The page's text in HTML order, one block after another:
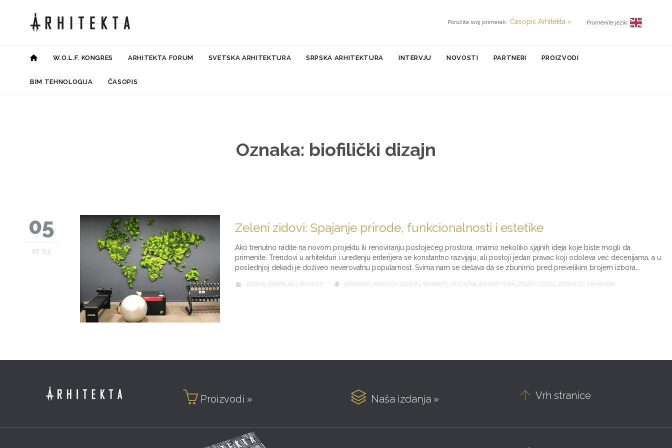
Poručite svoj primerak: Časopis Arhitekta » Promenite jezik:
to
W.O.L.F. KONGRES ARHITEKTA FORUM SVETSKA ARHITEKTURA SRPSKA ARHITEKTURA INTERVJU NOVOSTI PARTNERI PROIZVODI
BIM TEHNOLOGIJA ČASOPIS
Oznaka: biofilički dizajn
05
07 '23
Zeleni zidovi: Spajanje prirode, funkcionalnosti i estetike
Ako trenutno radite na novom projektu ili renoviranju postojećeg prostora, imamo nekoliko sjajnih ideja koje biste mogli da
primenite. Trendovi u arhitekturi i uređenju enterijera se konstantno razvijaju, ali postoji jedan pravac koji odoleva već decenijama, a u
poslednjoj dekadi je doživeo neverovatnu popularnost. Svima nam se dešava da se zbunimo pred prevelikim brojem izbora,…
 CATEGORY
DIZAJN, MATERIJALI, NOVOSTI  CATEGORY
BEOGRAD, BIOFILIČKI DIZAJN, MOSSART, PEJZAŽNA ARHITEKTURA, ZELENI ZIDOVI, ZIDOVI OD MAHOVINE
 Proizvodi »  Naša izdanja »  Vrh stranice